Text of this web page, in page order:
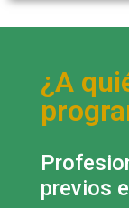
¿A
previos